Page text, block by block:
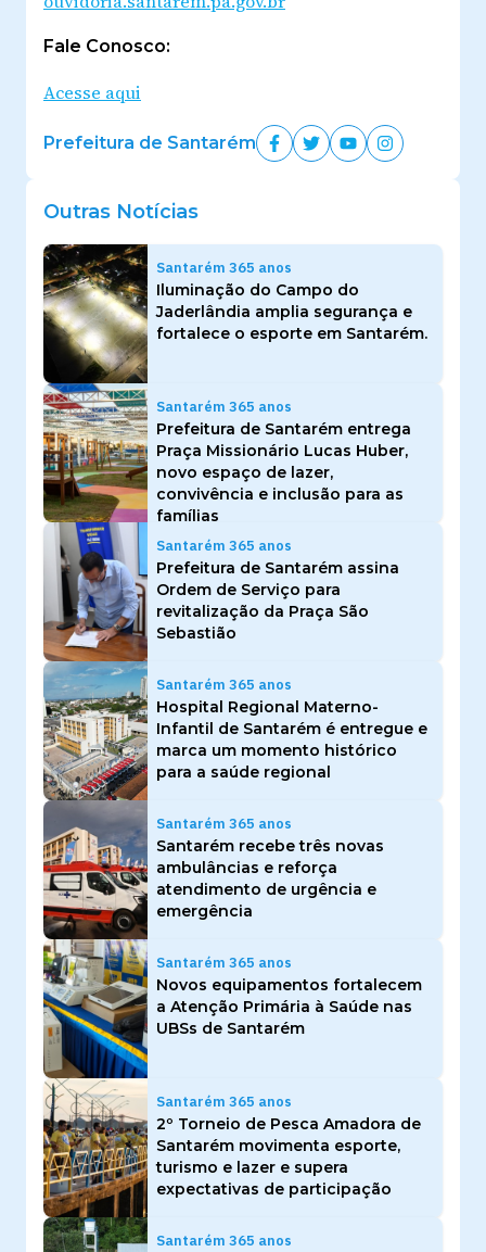
Fale Conosco:
Acesse aqui
Prefeitura de Santarém
Outras Notícias
Santarém 365 anos
Iluminação do Campo do
Jaderlândia amplia segurança e
fortalece o esporte em Santarém.
Santarém 365 anos
Prefeitura de Santarém entrega
Praça Missionário Lucas Huber,
novo espaço de lazer,
convivência e inclusão para as
famílias
Santarém 365 anos
Prefeitura de Santarém assina
Ordem de Serviço para
revitalização da Praça São
Sebastião
Santarém 365 anos
Hospital Regional Materno-
Infantil de Santarém é entregue e
marca um momento histórico
para a saúde regional
Santarém 365 anos
Santarém recebe três novas
ambulâncias e reforça
atendimento de urgência e
emergência
Santarém 365 anos
Novos equipamentos fortalecem
a Atenção Primária à Saúde nas
UBSs de Santarém
Santarém 365 anos
2º Torneio de Pesca Amadora de
Santarém movimenta esporte,
turismo e lazer e supera
expectativas de participação
Santarém 365 anos